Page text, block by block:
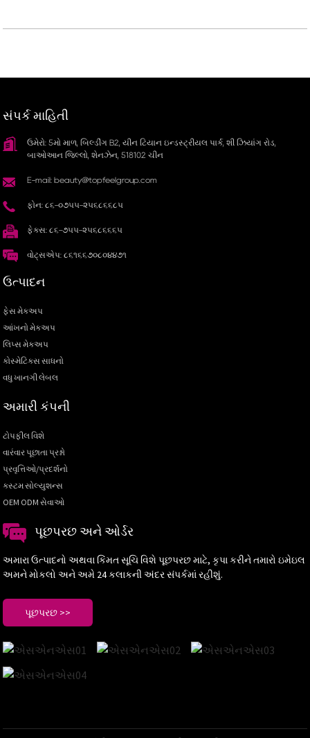
સંપર્ક માહિતી
ઉમેરો: 5મો માળ, બિલ્ડીંગ B2, યીન ટિયાન ઇન્ડસ્ટ્રીયલ પાર્ક, શી ઝિયાંગ રોડ,
બાઓઆન જિલ્લો, શેનઝેન, 518102 ચીન
E-mail: beauty@topfeelgroup.com
ફોન: ૮૬-૦૭૫૫-૨૫૬૮૬૬૮૫
ફેક્સ: ૮૬-૭૫૫-૨૫૬૮૬૬૬૫
વોટ્સએપ: ૮૬૧૬૬૭૦૮૦૪૪૭૧
ઉત્પાદન
ફેસ મેકઅપ
આંખનો મેકઅપ
લિપ્સ મેકઅપ
કોસ્મેટિક્સ સાધનો
વધુ ખાનગી લેબલ
અમારી કંપની
ટોપફીલ વિશે
વારંવાર પૂછાતા પ્રશ્નો
પ્રવૃત્તિઓ/પ્રદર્શનો
કસ્ટમ સોલ્યુશન્સ
OEM ODM સેવાઓ
પૂછપરછ અને ઓર્ડર
અમારા ઉત્પાદનો અથવા કિંમત સૂચિ વિશે પૂછપરછ માટે, કૃપા કરીને તમારો ઇમેઇલ
અમને મોકલો અને અમે 24 કલાકની અંદર સંપર્કમાં રહીશું.
પૂછપરછ >>